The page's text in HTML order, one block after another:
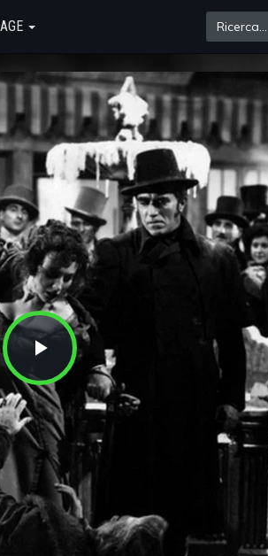
Play
Video